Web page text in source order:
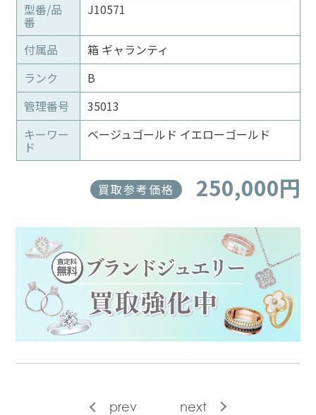
型番/品
番
J10571
付属品
箱 ギャランティ
ランク
B
管理番号
35013
キーワー
ド
ベージュゴールド イエローゴールド
買取参考価格 250,000円
prev next